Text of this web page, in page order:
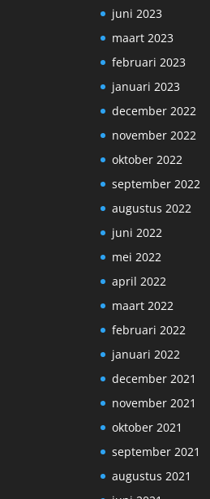
juni 2023
maart 2023
februari 2023
januari 2023
december 2022
november 2022
oktober 2022
september 2022
augustus 2022
juni 2022
mei 2022
april 2022
maart 2022
februari 2022
januari 2022
december 2021
november 2021
oktober 2021
september 2021
augustus 2021